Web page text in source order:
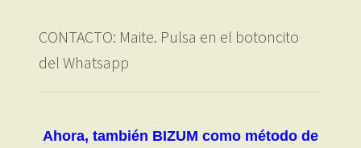
CONTACTO: Maite. Pulsa en el botoncito
del Whatsapp
Ahora, también BIZUM como método de